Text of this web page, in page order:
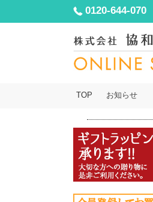
0120-644-070
TOP お知らせ